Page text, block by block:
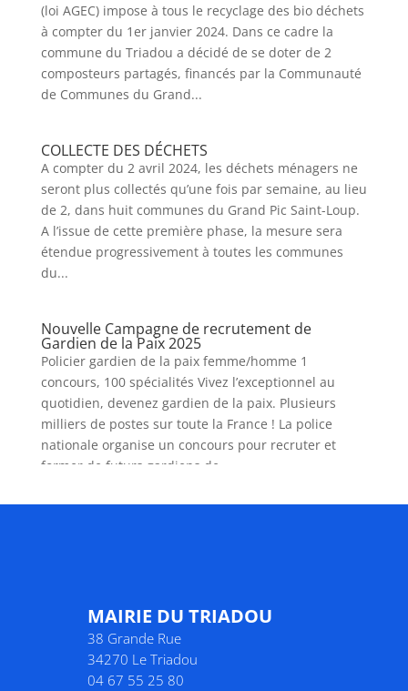
(loi AGEC) impose à tous le recyclage des bio déchets
à compter du 1er janvier 2024. Dans ce cadre la
commune du Triadou a décidé de se doter de 2
composteurs partagés, financés par la Communauté
de Communes du Grand...
COLLECTE DES DÉCHETS
A compter du 2 avril 2024, les déchets ménagers ne
seront plus collectés qu’une fois par semaine, au lieu
de 2, dans huit communes du Grand Pic Saint-Loup.
A l’issue de cette première phase, la mesure sera
étendue progressivement à toutes les communes
du...
Nouvelle Campagne de recrutement de
Gardien de la Paix 2025
Policier gardien de la paix femme/homme 1
concours, 100 spécialités Vivez l’exceptionnel au
quotidien, devenez gardien de la paix. Plusieurs
milliers de postes sur toute la France ! La police
nationale organise un concours pour recruter et
former de futurs gardiens de...
MAIRIE DU TRIADOU
38 Grande Rue
34270 Le Triadou
04 67 55 25 80